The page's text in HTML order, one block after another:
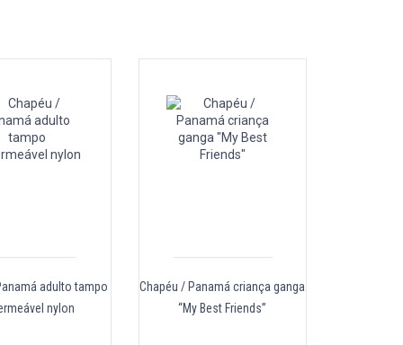
adulto tampo
nylon
Chapéu / Panamá criança ganga
“My Best Friends”